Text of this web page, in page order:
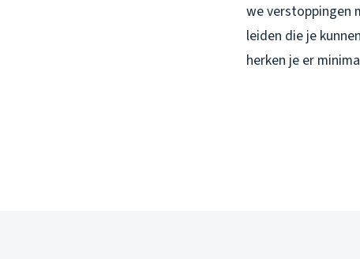
we verstoppingen
leiden die je
herken je er